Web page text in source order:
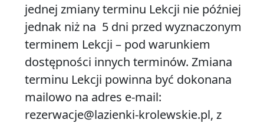
jednej zmiany terminu Lekcji nie później
jednak niż na 5 dni przed wyznaczonym
terminem Lekcji – pod warunkiem
dostępności innych terminów. Zmiana
terminu Lekcji powinna być dokonana
mailowo na adres e-mail:
rezerwacje@lazienki-krolewskie.pl, z